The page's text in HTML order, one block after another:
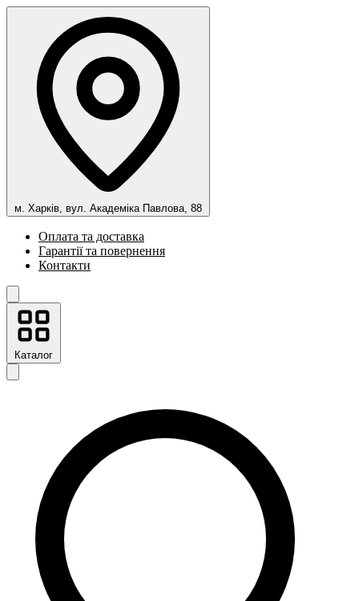
м. Харків, вул. Академіка Павлова, 88
Оплата та доставка
Гарантії та повернення
Контакти
Каталог